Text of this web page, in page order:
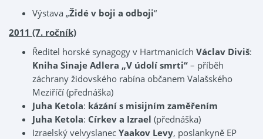
Výstava „Židé v boji a odboji“
2011 (7. ročník)
Ředitel horské synagogy v Hartmanicích Václav Diviš:
Kniha Sinaje Adlera „V údolí smrti“ – příběh
záchrany židovského rabína občanem Valašského
Meziříčí (přednáška)
Juha Ketola: kázání s misijním zaměřením
Juha Ketola: Církev a Izrael (přednáška)
Izraelský velvyslanec Yaakov Levy, poslankyně EP